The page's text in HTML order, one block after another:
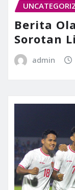
Berita
Sorotan
admin